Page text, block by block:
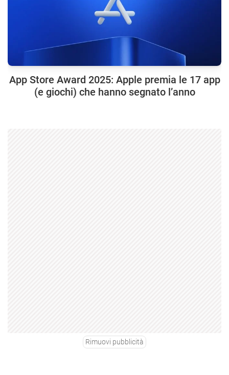
App Store Award 2025: Apple premia le 17 app
(e giochi) che hanno segnato l’anno
Rimuovi pubblicità